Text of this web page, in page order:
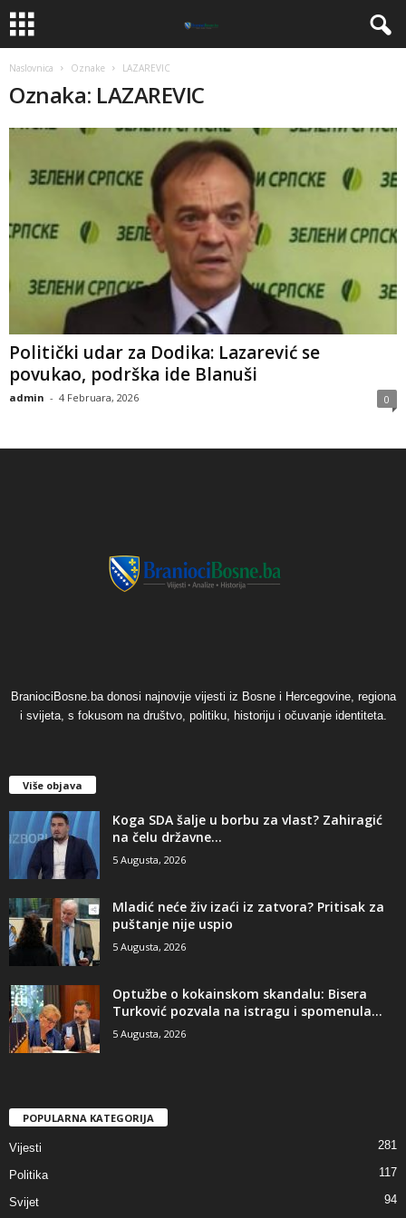
Naslovnica Oznake LAZAREVIC
Oznaka: LAZAREVIC
Politički udar za Dodika: Lazarević se
povukao, podrška ide Blanuši
admin - 4 Februara, 2026 0
BraniociBosne.ba donosi najnovije vijesti iz Bosne i Hercegovine, regiona
i svijeta, s fokusom na društvo, politiku, historiju i očuvanje identiteta.
Više objava
​Koga SDA šalje u borbu za vlast? Zahiragić
na čelu državne...
5 Augusta, 2026
​Mladić neće živ izaći iz zatvora? Pritisak za
puštanje nije uspio
5 Augusta, 2026
​Optužbe o kokainskom skandalu: Bisera
Turković pozvala na istragu i spomenula...
5 Augusta, 2026
POPULARNA KATEGORIJA
Vijesti 281
Politika 117
Svijet 94